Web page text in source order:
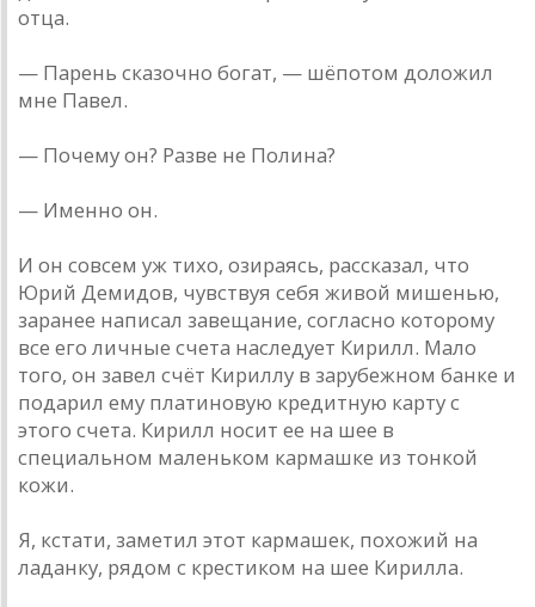
отца.
— Парень сказочно богат, — шёпотом доложил
мне Павел.
— Почему он? Разве не Полина?
— Именно он.
И он совсем уж тихо, озираясь, рассказал, что
Юрий Демидов, чувствуя себя живой мишенью,
заранее написал завещание, согласно которому
все его личные счета наследует Кирилл. Мало
того, он завел счёт Кириллу в зарубежном банке и
подарил ему платиновую кредитную карту с
этого счета. Кирилл носит ее на шее в
специальном маленьком кармашке из тонкой
кожи.
Я, кстати, заметил этот кармашек, похожий на
ладанку, рядом с крестиком на шее Кирилла.